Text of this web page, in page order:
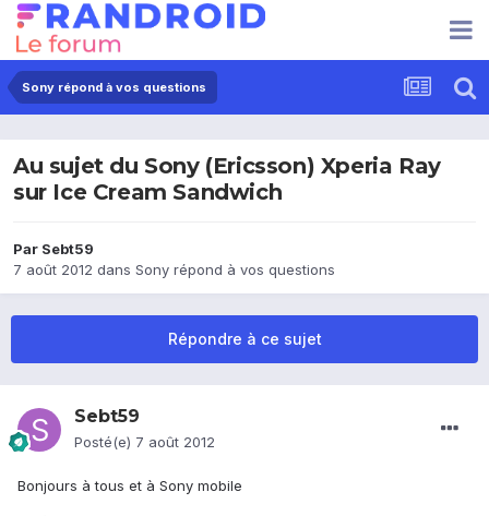
Sony répond à vos questions
Au sujet du Sony (Ericsson) Xperia Ray
sur Ice Cream Sandwich
Par Sebt59
7 août 2012 dans Sony répond à vos questions
Répondre à ce sujet
Sebt59
Posté(e) 7 août 2012
Bonjours à tous et à Sony mobile